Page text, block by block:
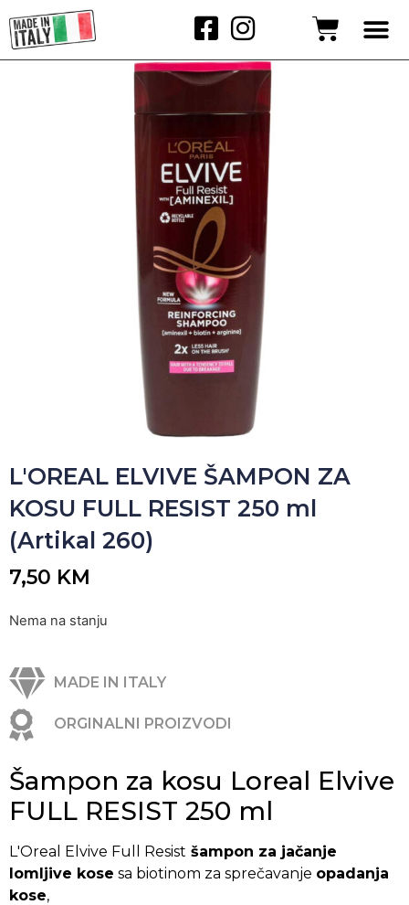
L'OREAL ELVIVE ŠAMPON ZA
KOSU FULL RESIST 250 ml
(Artikal 260)
7,50 KM
Nema na stanju
MADE IN ITALY
ORGINALNI PROIZVODI
Šampon za kosu Loreal Elvive
FULL RESIST 250 ml
L'Oreal Elvive Full Resist šampon za jačanje
lomljive kose sa biotinom za sprečavanje opadanja
kose,